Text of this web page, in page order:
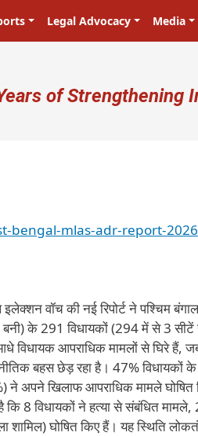
Legal Advocacy Media
account menu
of Strengthening
bengal-mlas-adr-report-
वॉच की नई रिपोर्ट ने पश्चिम
के 291 विधायकों (294 में से 3
विधायक आपराधिक मामलों से घिरे हैं,
बहस छेड़ रहा है। 47% विधायकों
खिलाफ आपराधिक मामले
कि 8 विधायकों ने हत्या से संबंधित
घोषित किए हैं। यह स्थिति